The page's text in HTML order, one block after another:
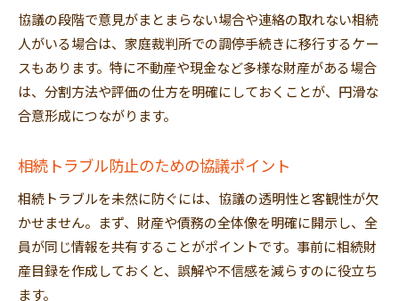
協議の段階で意見がまとまらない場合や連絡の取れない相続
人がいる場合は、家庭裁判所での調停手続きに移行するケー
スもあります。特に不動産や現金など多様な財産がある場合
は、分割方法や評価の仕方を明確にしておくことが、円滑な
合意形成につながります。
相続トラブル防止のための協議ポイント
相続トラブルを未然に防ぐには、協議の透明性と客観性が欠
かせません。まず、財産や債務の全体像を明確に開示し、全
員が同じ情報を共有することがポイントです。事前に相続財
産目録を作成しておくと、誤解や不信感を減らすのに役立ち
ます。